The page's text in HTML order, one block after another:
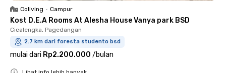
Coliving • Campur
Kost D.E.A Rooms At Alesha House Vanya park BSD
Cicalengka, Pagedangan
2.7 km dari foresta studento bsd
mulai dari Rp2.200.000 /bulan